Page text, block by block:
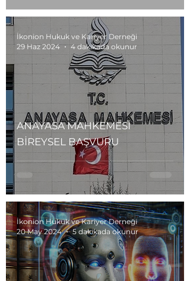
ANAYASA MAHKEMESİ
BİREYSEL BAŞVURU
İkonion Hukuk ve Kariyer Derneği
29 Haz 2024
4 dakikada okunur
İkonion Hukuk ve Kariyer Derneği
20 May 2024
5 dakikada okunur